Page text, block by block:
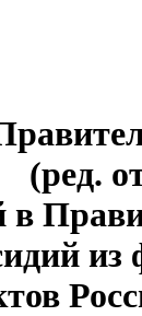
(ред.